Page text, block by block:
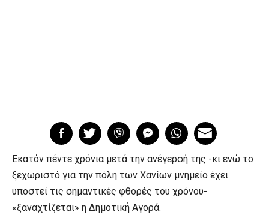
Εκατόν πέντε χρόνια μετά την ανέγερσή της -κι ενώ το
ξεχωριστό για την πόλη των Χανίων μνημείο έχει
υποστεί τις σημαντικές φθορές του χρόνου-
«ξαναχτίζεται» η Δημοτική Αγορά.